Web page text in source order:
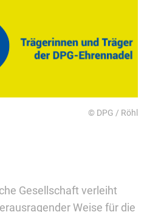
© DPG / Röhl
Gesellschaft verleiht
Weise für die